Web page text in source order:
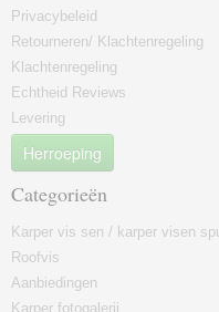
Privacybeleid
Retourneren/ Klachtenregeling
Klachtenregeling
Echtheid Reviews
Levering
Herroeping
Categorieën
Karper vis sen / karper visen
Roofvis
Aanbiedingen
Karper fotogalerij